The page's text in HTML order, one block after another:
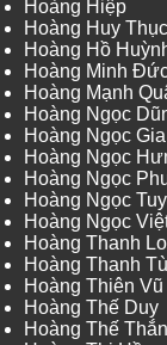
Hoàng Hiệp
Hoàng Huy Thục
Hoàng Hồ
Hoàng Minh
Hoàng Mạnh
Hoàng Ngọc
Hoàng Ngọc
Hoàng Ngọc
Hoàng Ngọc
Hoàng Ngọc
Hoàng Ngọc
Hoàng Thanh
Hoàng Thanh
Hoàng Thiên Vũ
Hoàng Thế Duy
Hoàng Thế